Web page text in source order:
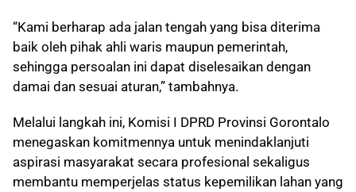
“Kami berharap ada jalan tengah yang bisa diterima
baik oleh pihak ahli waris maupun pemerintah,
sehingga persoalan ini dapat diselesaikan dengan
damai dan sesuai aturan,” tambahnya.
Melalui langkah ini, Komisi I DPRD Provinsi Gorontalo
menegaskan komitmennya untuk menindaklanjuti
aspirasi masyarakat secara profesional sekaligus
membantu memperjelas status kepemilikan lahan yang